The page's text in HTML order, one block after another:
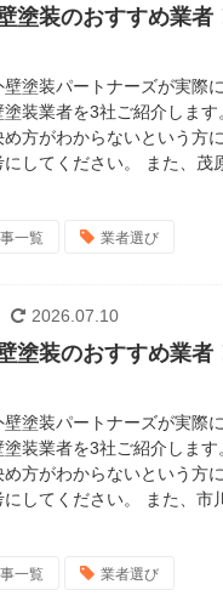
塗装のおすすめ業者
壁塗装パートナーズが実際
塗装業者を3社ご紹介しま
方がわからないという方
してください。 また、茂
一覧 業者選び
2026.07.10
塗装のおすすめ業者
壁塗装パートナーズが実際
塗装業者を3社ご紹介しま
方がわからないという方
してください。 また、市
一覧 業者選び